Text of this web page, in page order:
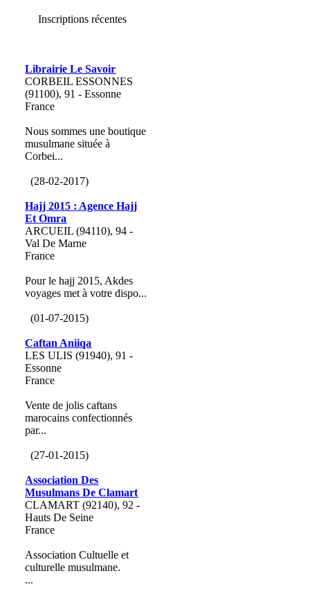
Inscriptions récentes
Librairie Le Savoir
CORBEIL ESSONNES
(91100), 91 - Essonne
France
Nous sommes une boutique
musulmane située à
Corbei...
(28-02-2017)
Hajj 2015 : Agence Hajj
Et Omra
ARCUEIL (94110), 94 -
Val De Marne
France
Pour le hajj 2015, Akdes
voyages met à votre dispo...
(01-07-2015)
Caftan Aniiqa
LES ULIS (91940), 91 -
Essonne
France
Vente de jolis caftans
marocains confectionnés
par...
(27-01-2015)
Association Des
Musulmans De Clamart
CLAMART (92140), 92 -
Hauts De Seine
France
Association Cultuelle et
culturelle musulmane.
...